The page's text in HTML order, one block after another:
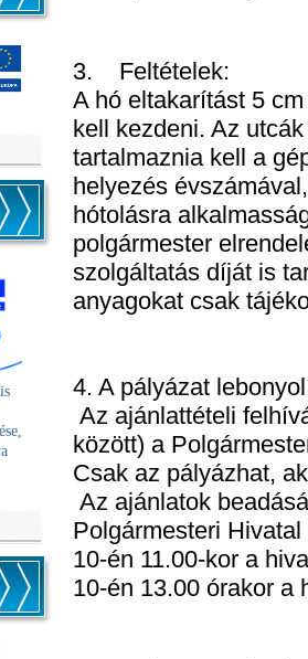
3. Feltételek:
A hó eltakarítást 5
kell kezdeni. Az
tartalmaznia kell a
helyezés
hótolásra
polgármester
szolgáltatás díját is
anyagokat csak
4. A pályázat
Az ajánlattételi
között) a
Csak az pályázhat,
Az ajánlatok
Polgármesteri
10-én 11.00-kor a
10-én 13.00 órakor a